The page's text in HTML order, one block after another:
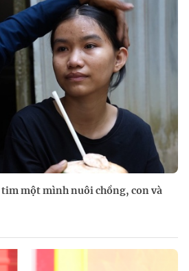
tim một mình nuôi chồng, con và